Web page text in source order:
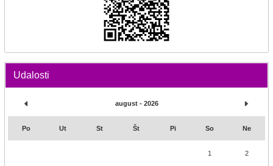
Udalosti
august - 2026
Po Ut St Št Pi So Ne
1 2